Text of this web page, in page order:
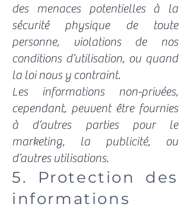
des menaces potentielles à la
sécurité physique de toute
personne, violations de nos
conditions d’utilisation, ou quand
la loi nous y contraint.
Les informations non-privées,
cependant, peuvent être fournies
à d’autres parties pour le
marketing, la publicité, ou
d’autres utilisations.
5. Protection des
informations